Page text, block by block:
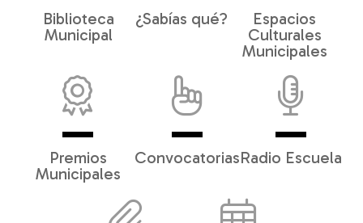
Biblioteca
Municipal
¿Sabías qué?
Espacios
Culturales
Municipales
Premios
Municipales
ConvocatoriasRadio Escuela